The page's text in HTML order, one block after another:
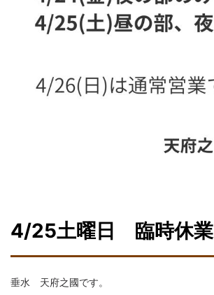
4/25土曜日 臨時休業
垂水 天府之國です。